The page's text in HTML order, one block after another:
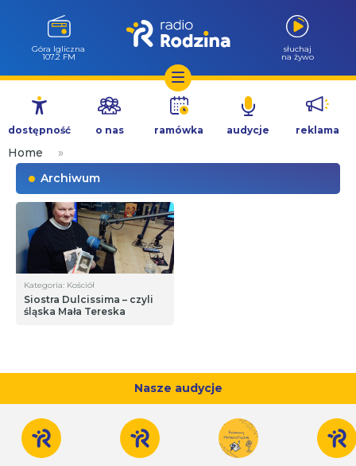
Przejdź
treści
Góra Igliczna
107.2 FM
słuchaj
na żywo
dostępność o nas ramówka audycje reklama
Home
»
Archiwum
Kategoria: Kościół
Siostra Dulcissima – czyli
śląska Mała Tereska
Nasze audycje